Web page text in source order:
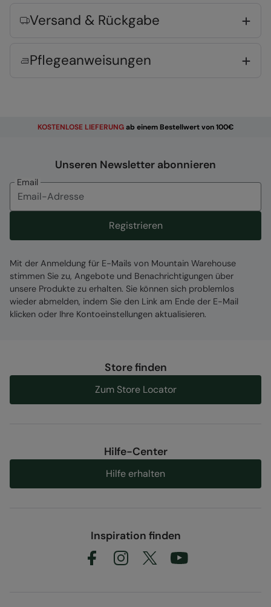
entstehen
Stoffzusammensetzung, Feuchtigkeit trocknet
schnell, ideal als Urlaubsbekleidung und nach
2 Jahre Garantie- inklusive einer 2-jährigen
Gefühl
Produkteigenschaften
Material:
Error loading composition data
Odpowiedzialnością, ul. Grzybowska 87, 00-844
Versand & Rückgabe
Pflegeanweisungen
KOSTENLOSE LIEFERUNGab einem Bestellwert von 100€
Unseren Newsletter abonnieren
Email
Registrieren
Mit der Anmeldung für E-Mails von Mountain Warehouse
stimmen Sie zu, Angebote und Benachrichtigungen über
unsere Produkte zu erhalten. Sie können sich problemlos
wieder abmelden, indem Sie den Link am Ende der E-Mail
klicken oder Ihre Kontoeinstellungen aktualisieren.
Store finden
Zum Store Locator
Hilfe-Center
Hilfe erhalten
Inspiration finden